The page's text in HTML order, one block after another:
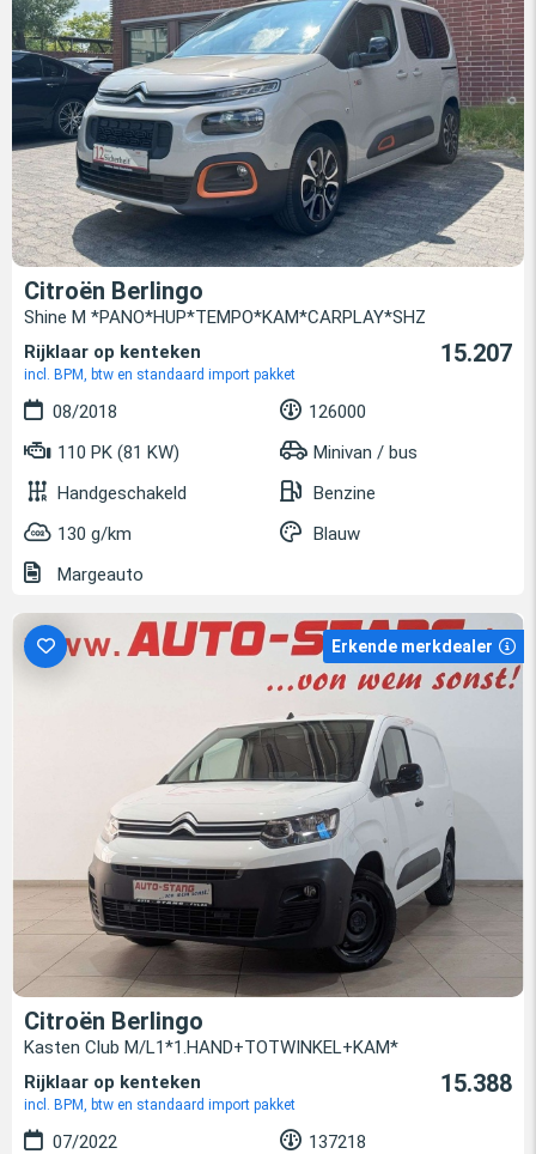
Citroën Berlingo
Shine M *PANO*HUP*TEMPO*KAM*CARPLAY*SHZ
Rijklaar op kenteken
incl. BPM, btw en standaard import pakket
15.207
08/2018
126000
110 PK (81 KW)
Minivan / bus
Handgeschakeld
Benzine
130 g/km
Blauw
Margeauto
Erkende merkdealer
Citroën Berlingo
Kasten Club M/L1*1.HAND+TOTWINKEL+KAM*
Rijklaar op kenteken
incl. BPM, btw en standaard import pakket
15.388
07/2022
137218